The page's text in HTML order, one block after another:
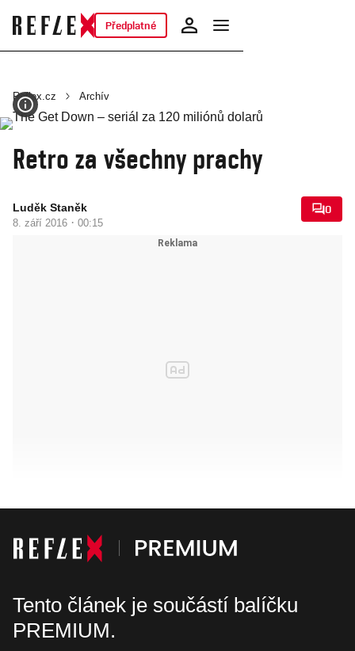
Předplatné
Reflex.cz Archív
Retro za všechny prachy
Luděk Staněk
8. září 2016 · 00:15
0
Tento článek je součástí balíčku
PREMIUM.